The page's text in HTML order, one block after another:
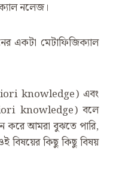
নলেজ।
একটা মেটাফিজিক্যাল
priori knowledge) এবং
knowledge) বলে
করে আমরা বুঝতে পারি,
বিষয়ের কিছু কিছু বিষয়